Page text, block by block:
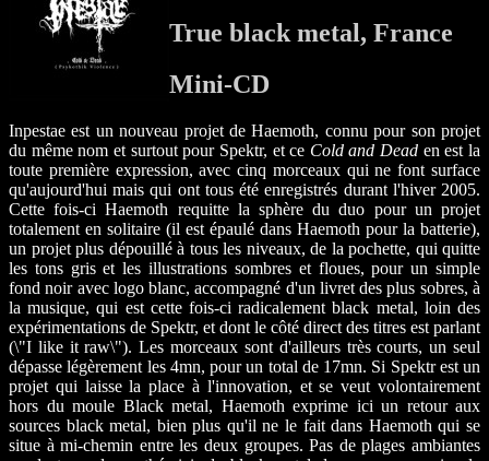
True black metal, France
Mini-CD
Inpestae est un nouveau projet de Haemoth, connu pour son projet
du même nom et surtout pour Spektr, et ce Cold and Dead en est la
toute première expression, avec cinq morceaux qui ne font surface
qu'aujourd'hui mais qui ont tous été enregistrés durant l'hiver 2005.
Cette fois-ci Haemoth requitte la sphère du duo pour un projet
totalement en solitaire (il est épaulé dans Haemoth pour la batterie),
un projet plus dépouillé à tous les niveaux, de la pochette, qui quitte
les tons gris et les illustrations sombres et floues, pour un simple
fond noir avec logo blanc, accompagné d'un livret des plus sobres, à
la musique, qui est cette fois-ci radicalement black metal, loin des
expérimentations de Spektr, et dont le côté direct des titres est parlant
(\"I like it raw\"). Les morceaux sont d'ailleurs très courts, un seul
dépasse légèrement les 4mn, pour un total de 17mn. Si Spektr est un
projet qui laisse la place à l'innovation, et se veut volontairement
hors du moule Black metal, Haemoth exprime ici un retour aux
sources black metal, bien plus qu'il ne le fait dans Haemoth qui se
situe à mi-chemin entre les deux groupes. Pas de plages ambiantes